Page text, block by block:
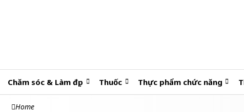
Chăm sóc & Làm đẹp Thuốc Thực phẩm chức năng
Home